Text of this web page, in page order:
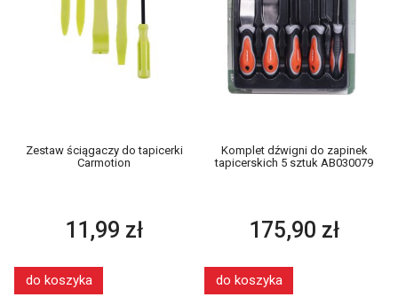
Zestaw ściągaczy do tapicerki
Carmotion
11,99 zł
do koszyka
Komplet dźwigni do zapinek
tapicerskich 5 sztuk AB030079
175,90 zł
do koszyka